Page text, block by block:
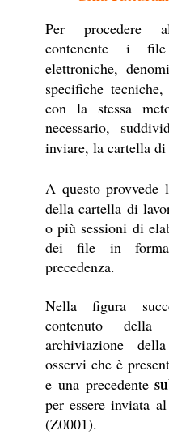
Per procedere
contenente i
elettroniche,
specifiche
con la stessa
necessario,
inviare, la cartella di
A questo provvede
della cartella di
o più sessioni di
dei file in
precedenza.
Nella figura
contenuto
archiviazione
osservi che è
e una precedente
per essere inviata
(Z0001).